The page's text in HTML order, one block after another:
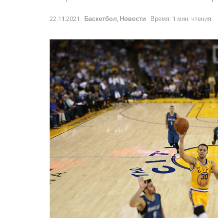
22.11.2021 Баскетбол, Новости Время: 1 мин. чтения